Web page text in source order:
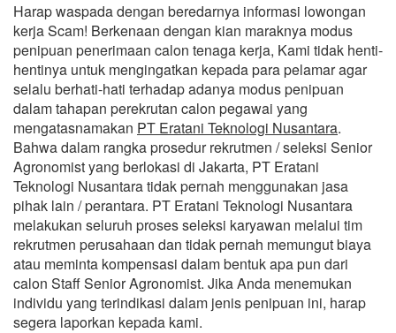
Harap waspada dengan beredarnya informasi lowongan
kerja Scam! Berkenaan dengan kian maraknya modus
penipuan penerimaan calon tenaga kerja, Kami tidak henti-
hentinya untuk mengingatkan kepada para pelamar agar
selalu berhati-hati terhadap adanya modus penipuan
dalam tahapan perekrutan calon pegawai yang
mengatasnamakan PT Eratani Teknologi Nusantara.
Bahwa dalam rangka prosedur rekrutmen / seleksi Senior
Agronomist yang berlokasi di Jakarta, PT Eratani
Teknologi Nusantara tidak pernah menggunakan jasa
pihak lain / perantara. PT Eratani Teknologi Nusantara
melakukan seluruh proses seleksi karyawan melalui tim
rekrutmen perusahaan dan tidak pernah memungut biaya
atau meminta kompensasi dalam bentuk apa pun dari
calon Staff Senior Agronomist. Jika Anda menemukan
individu yang terindikasi dalam jenis penipuan ini, harap
segera laporkan kepada kami.